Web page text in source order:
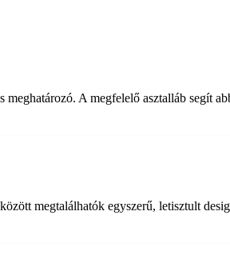
A megfelelő asztalláb segít
megtalálhatók egyszerű, letisztult